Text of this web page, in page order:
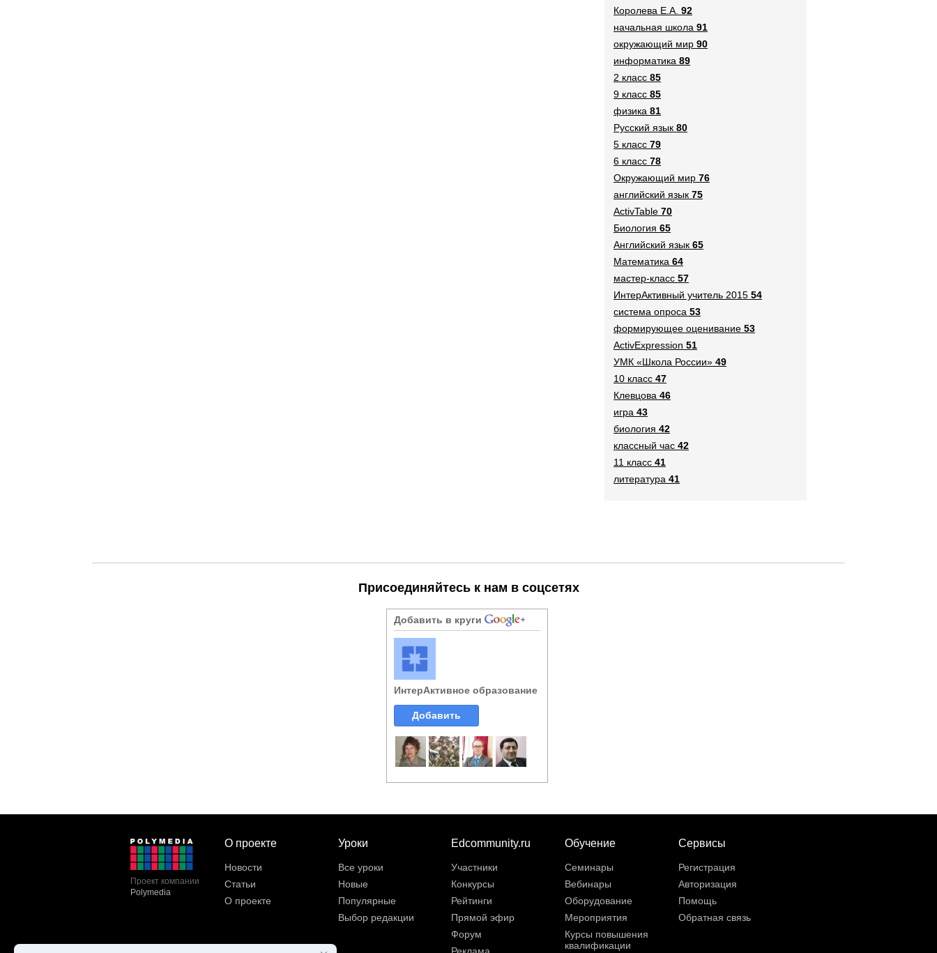
Королева Е.А. 92
начальная школа 91
окружающий мир 90
информатика 89
2 класс 85
9 класс 85
физика 81
Русский язык 80
5 класс 79
6 класс 78
Окружающий мир 76
английский язык 75
ActivTable 70
Биология 65
Английский язык 65
Математика 64
мастер-класс 57
ИнтерАктивный учитель 2015 54
система опроса 53
формирующее оценивание 53
ActivExpression 51
УМК «Школа России» 49
10 класс 47
Клевцова 46
игра 43
биология 42
классный час 42
11 класс 41
литература 41
Присоединяйтесь к нам в соцсетях
Добавить в круги
ИнтерАктивное образование
Добавить
Проект компании
Polymedia
О проекте
Новости
Статьи
О проекте
Уроки
Все уроки
Новые
Популярные
Выбор редакции
Edcommunity.ru
Участники
Конкурсы
Рейтинги
Прямой эфир
Форум
Реклама
Обучение
Семинары
Вебинары
Оборудование
Мероприятия
Курсы повышения
квалификации
Сервисы
Регистрация
Авторизация
Помощь
Обратная связь